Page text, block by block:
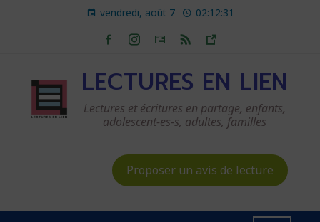
vendredi, août 7 02:12:32
LECTURES EN LIEN
Lectures et écritures en partage, enfants,
adolescent-es-s, adultes, familles
Proposer un avis de lecture